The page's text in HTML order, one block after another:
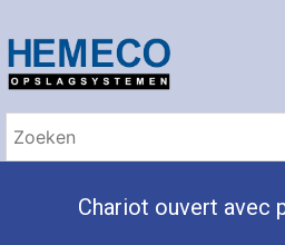
Chariot ouvert avec